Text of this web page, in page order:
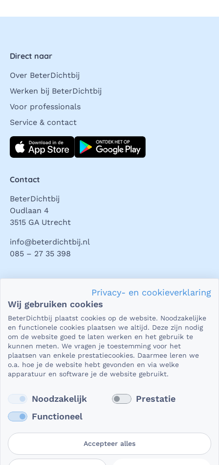
Direct naar
Over BeterDichtbij
Werken bij BeterDichtbij
Voor professionals
Service & contact
Download direct
Contact
BeterDichtbij
Oudlaan 4
3515 GA Utrecht
info@beterdichtbij.nl
085 – 27 35 398
Privacy en veiligheid
Als het gaat om je gezondheid, dan is het natuurlijk heel
kunt stellen. En dat je er zeker van bent dat wat je deelt,
niet in verkeerde handen valt. Daar kun je op rekenen bij
BeterDichtbij.
Lees verder
Privacy- en cookieverklaring
Wij gebruiken cookies
BeterDichtbij plaatst cookies op de website. Noodzakelijke
en functionele cookies plaatsen we altijd. Deze zijn nodig
om de website goed te laten werken en het gebruik te
kunnen meten. We vragen je toestemming voor het
plaatsen van enkele prestatiecookies. Daarmee leren we
o.a. hoe je de website hebt gevonden en via welke
apparatuur en software je de website gebruikt.
Noodzakelijk
Prestatie
Functioneel
Accepteer alles